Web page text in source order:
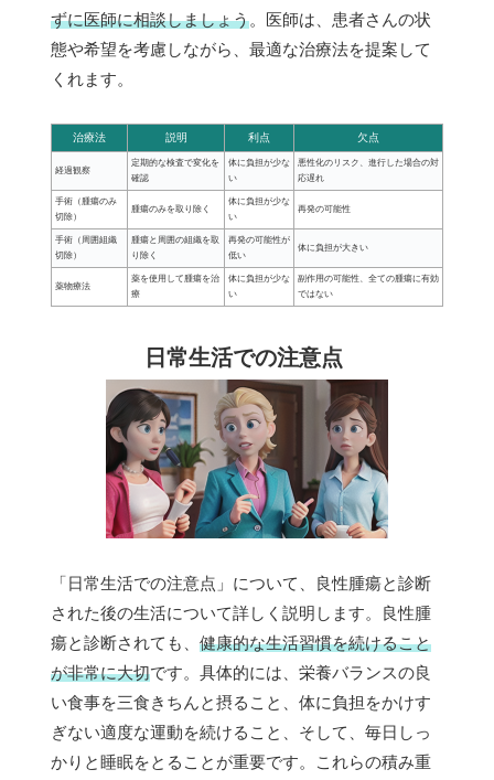
ずに医師に相談しましょう。医師は、患者さんの状
態や希望を考慮しながら、最適な治療法を提案して
くれます。
治療法 説明 利点 欠点
経過観察
定期的な検査で変化を
確認
体に負担が少な
い
悪性化のリスク、進行した場合の対
応遅れ
手術（腫瘍のみ
切除）
腫瘍のみを取り除く
体に負担が少な
い
再発の可能性
手術（周囲組織
切除）
腫瘍と周囲の組織を取
り除く
再発の可能性が
低い
体に負担が大きい
薬物療法
薬を使用して腫瘍を治
療
体に負担が少な
い
副作用の可能性、全ての腫瘍に有効
ではない
日常生活での注意点
「日常生活での注意点」について、良性腫瘍と診断
された後の生活について詳しく説明します。良性腫
瘍と診断されても、 健康的な生活習慣を続けること
が非常に大切です。具体的には、栄養バランスの良
い食事を三食きちんと摂ること、体に負担をかけす
ぎない適度な運動を続けること、そして、毎日しっ
かりと睡眠をとることが重要です。これらの積み重